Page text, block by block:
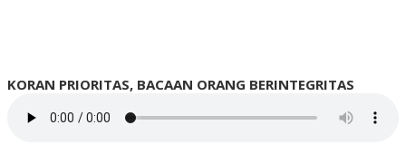
KORAN PRIORITAS, BACAAN ORANG BERINTEGRITAS